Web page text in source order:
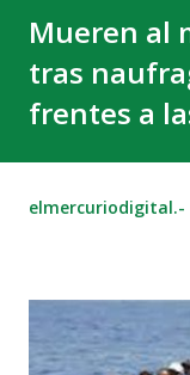
Mueren al
tras
frentes a
elmercuriodigital.-